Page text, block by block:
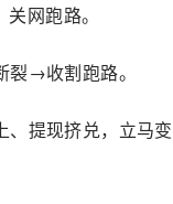
网跑路。
→收割跑路。
、提现挤兑，立马变